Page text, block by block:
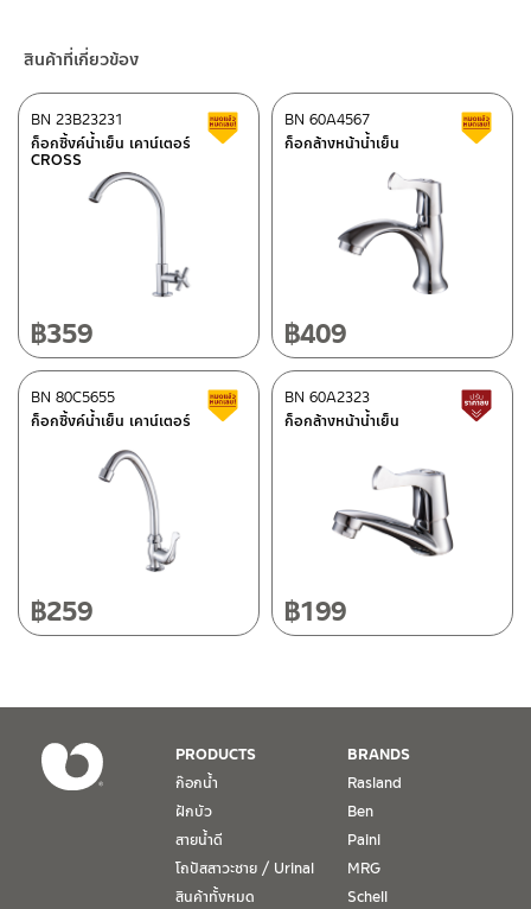
และขอแขวนที่ ตามความต้องการ ทั้งชุดเป็นสีดำด้าน สร้างความ
สวยงามในห้องน้ำ
4. ห้ามใช้แปรง วัสดุแข็ง หยาบ ห้ามใช้ฝอยขัดทำความสะอาด ขัดหรือถู
ศูนย์บริการและอะไหล่ กรุงเทพฯ
662/61-62 ถนน พระราม3 แขวงบางโพงพาง เขตยานนาวา กรุงเทพฯ
โทร: 02-358-0080 / 080-075-8668 / 091-545-0556
ศูนย์บริการและอะไหล่ เชียงใหม่
118/33 โครงการอรสิริน ม.8 ต.สันปูเลย อ.ดอยสะเก็ด เชียงใหม่
โทร: 080-075-2626
วันและเวลาทำการ
วันจันทร์ – วันศุกร์ เวลา 8:30-17:30 น.
วันเสาร์ เวลา 8:30-15:00 น.
1. การรับประกัน จะต้องมีหลักฐานการซื้อ หรือ ใบเสร็จ โดยทางบริษัทฯ
ขอตรวจสอบโดยนับวันซื้อขายเป็นสำคัญ ทางบริษัทฯ ไม่สามารถให้
เงื่อนไขการรับประกันสินค้าได้ หากไม่มีเอกสารดังกล่าว
2. การรับประกันสินค้า จะรับประกันฉพาะสินค้าที่อยู่ในสภาพการใช้งาน
ปกติ หากมีตำหนิ ชำรุด ร้าว ตกพื้น หรือสภาพภายนอกอยู่ในสภาพที่ใช้
– Shopee
–Lazada
–ซื้อสินค้าชิ้นนี้บน Shopee>> คลิกที่นี่<<
–ซื้อสินค้าชิ้นนี้บน Lazada
ติดต่อพนักงานขาย / Contact Sales Staff
@charnpaiboon.sales
ติดต่อ ชาญไพบูลย์ / Contact Us
สินค้าที่เกี่ยวข้อง
ก็อกซิ้งค์น้ำเย็น เคาน์เตอร์
CROSS
BN 23B23231 สินค้าลดราคา เคลียร์สต็อก
฿359
ก็อกล้างหน้าน้ำเย็น
BN 60A4567
฿409
ก็อกซิ้งค์น้ำเย็น เคาน์เตอร์
BN 80C5655 สินค้าลดราคา เคลียร์สต็อก
฿259
ก็อกล้างหน้าน้ำเย็น
BN 60A2323
฿199
PRODUCTS
ก๊อกน้ำ
ฝักบัว
สายน้ำดี
โถปัสสาวะชาย / Urinal
สินค้าทั้งหมด
BRANDS
Rasland
Ben
Paini
MRG
Schell